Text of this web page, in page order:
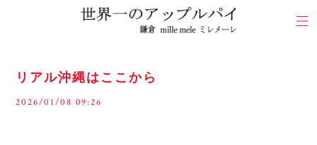
リアル沖縄はここから
2026/01/08 09:26